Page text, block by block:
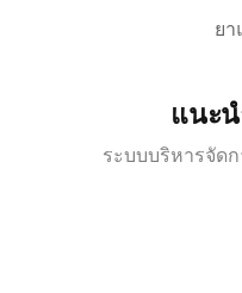
ย
แนะ
ระบบบริหารจัดก